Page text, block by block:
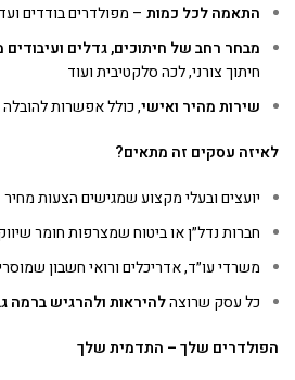
התאמה לכל כמות – מפולדרים בודדים
מבחר רחב של חיתוכים, גדלים ועיבודים
חיתוך צורני, לכה סלקטיבית ועוד
שירות מהיר ואישי, כולל אפשרות
לאיזה עסקים זה מתאים?
יועצים ובעלי מקצוע שמגישים הצעות מחיר
חברות נדל״ן או ביטוח שמצרפות חומר
משרדי עו״ד, אדריכלים ורואי חשבון
כל עסק שרוצהלהיראות ולהרגיש ברמה
הפולדרים שלך – התדמית שלך